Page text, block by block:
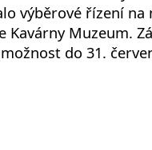
výběrové řízení na
Kavárny Muzeum.
do 31.